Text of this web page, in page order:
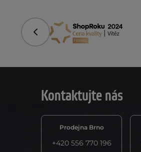
Předchozí
Kontaktujte nás
Prodejna Brno
+420 556 770 196